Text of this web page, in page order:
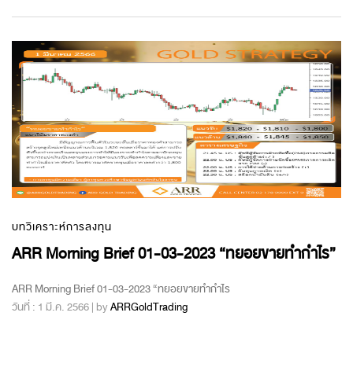
บทวิเคราะห์การลงทุน
ARR Morning Brief 01-03-2023 “ทยอยขายทำกำไร”
ARR Morning Brief 01-03-2023 “ทยอยขายทำกำไร
วันที่ : 1 มี.ค. 2566 | byARRGoldTrading